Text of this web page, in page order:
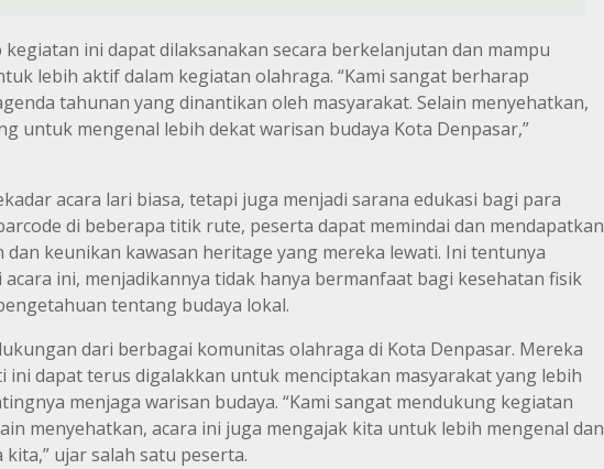
ini dapat dilaksanakan secara berkelanjutan dan mampu
lebih aktif dalam kegiatan olahraga. “Kami sangat berharap
tahunan yang dinantikan oleh masyarakat. Selain menyehatkan,
untuk mengenal lebih dekat warisan budaya Kota Denpasar,”
acara lari biasa, tetapi juga menjadi sarana edukasi bagi para
di beberapa titik rute, peserta dapat memindai dan mendapatkan
keunikan kawasan heritage yang mereka lewati. Ini tentunya
ini, menjadikannya tidak hanya bermanfaat bagi kesehatan fisik
tentang budaya lokal.
dari berbagai komunitas olahraga di Kota Denpasar. Mereka
dapat terus digalakkan untuk menciptakan masyarakat yang lebih
menjaga warisan budaya. “Kami sangat mendukung kegiatan
menyehatkan, acara ini juga mengajak kita untuk lebih mengenal dan
ujar salah satu peserta.